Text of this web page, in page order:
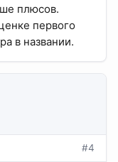
плюсов.
первого
в названии.
#4